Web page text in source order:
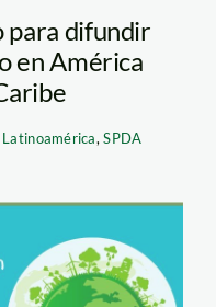
para difundir
en América
Latinoamérica,SPDA